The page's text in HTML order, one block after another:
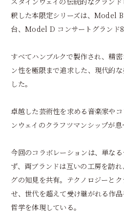
釈した本限定シリーズは、Model
台、Model D コンサートグランド8
すべてハンブルクで製作され、精
ン性を極限まで追求した、現代的
した。
卓越した芸術性を求める音楽家や
ンウェイのクラフツマンシップが息
今回のコラボレーションは、単な
ず、両ブランドは互いの工房を訪
グの知見を共有。テクノロジーと
せ、世代を超えて受け継がれる作
哲学を体現している。